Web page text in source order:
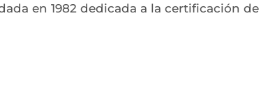
en 1982 dedicada a la certificación